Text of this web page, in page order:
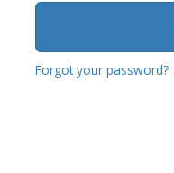
Forgot your password?